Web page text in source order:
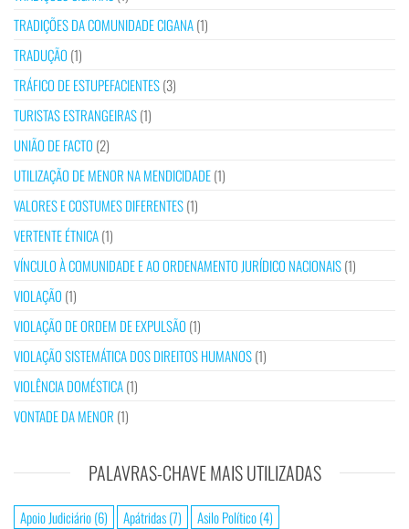
TRADIÇÕES DA COMUNIDADE CIGANA(1)
TRADUÇÃO (1)
TRÁFICO DE ESTUPEFACIENTES(3)
TURISTAS ESTRANGEIRAS(1)
UNIÃO DE FACTO (2)
UTILIZAÇÃO DE MENOR NA MENDICIDADE(1)
VALORES E COSTUMES DIFERENTES(1)
VERTENTE ÉTNICA(1)
VÍNCULO À COMUNIDADE E AO ORDENAMENTO JURÍDICO NACIONAIS(1)
VIOLAÇÃO (1)
VIOLAÇÃO DE ORDEM DE EXPULSÃO (1)
VIOLAÇÃO SISTEMÁTICA DOS DIREITOS HUMANOS(1)
VIOLÊNCIA DOMÉSTICA(1)
VONTADE DA MENOR (1)
PALAVRAS-CHAVE MAIS UTILIZADAS
Apoio Judiciário(6) Apátridas(7) Asilo Político(4)